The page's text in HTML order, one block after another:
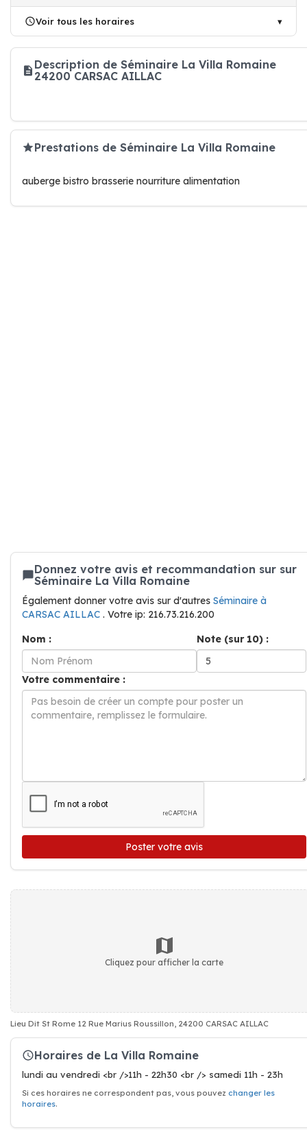
Voir tous les horaires
Description de Séminaire La Villa Romaine
24200 CARSAC AILLAC
Prestations de Séminaire La Villa Romaine
auberge bistro brasserie nourriture alimentation
Donnez votre avis et recommandation sur sur
Séminaire La Villa Romaine
Également donner votre avis sur d'autres Séminaire à
CARSAC AILLAC . Votre ip: 216.73.216.200
Nom :
Note (sur 10) :
Votre commentaire :
Poster votre avis
Cliquez pour afficher la carte
Lieu Dit St Rome 12 Rue Marius Roussillon, 24200 CARSAC AILLAC
Horaires de La Villa Romaine
lundi au vendredi <br />11h - 22h30 <br /> samedi 11h - 23h
Si ces horaires ne correspondent pas, vous pouvez changer les
horaires.